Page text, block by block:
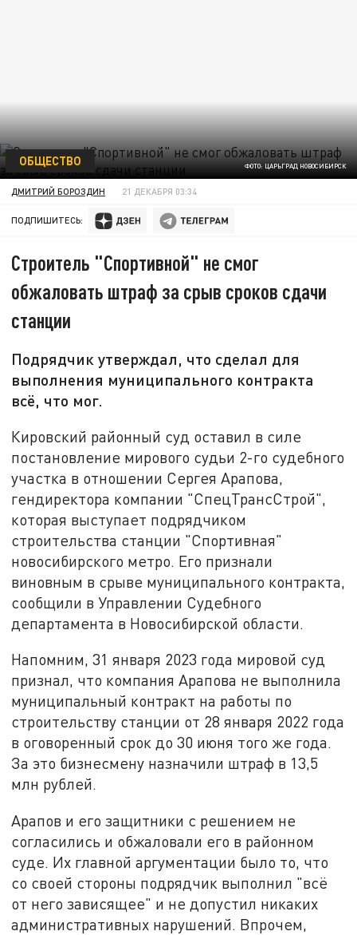
ФОТО: ЦАРЬГРАД НОВОСИБИРСК
ОБЩЕСТВО
ДМИТРИЙ БОРОЗДИН 21 ДЕКАБРЯ 03:34
ПОДПИШИТЕСЬ:
Строитель "Спортивной" не смог
обжаловать штраф за срыв сроков сдачи
станции
Подрядчик утверждал, что сделал для
выполнения муниципального контракта
всё, что мог.
Кировский районный суд оставил в силе
постановление мирового судьи 2-го судебного
участка в отношении Сергея Арапова,
гендиректора компании "СпецТрансСтрой",
которая выступает подрядчиком
строительства станции "Спортивная"
новосибирского метро. Его признали
виновным в срыве муниципального контракта,
сообщили в Управлении Судебного
департамента в Новосибирской области.
Напомним, 31 января 2023 года мировой суд
признал, что компания Арапова не выполнила
муниципальный контракт на работы по
строительству станции от 28 января 2022 года
в оговоренный срок до 30 июня того же года.
За это бизнесмену назначили штраф в 13,5
млн рублей.
Арапов и его защитники с решением не
согласились и обжаловали его в районном
суде. Их главной аргументации было то, что
со своей стороны подрядчик выполнил "всё
от него зависящее" и не допустил никаких
административных нарушений. Впрочем,